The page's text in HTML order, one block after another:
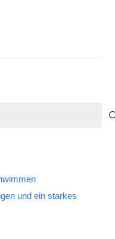
und ein starkes